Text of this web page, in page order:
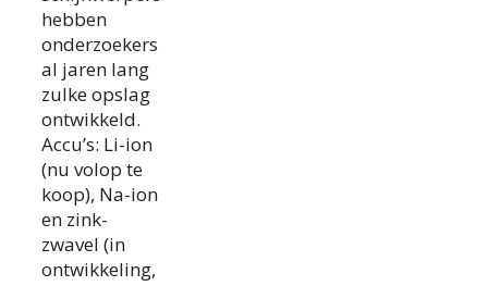
hebben
onderzoekers
al jaren lang
zulke opslag
ontwikkeld.
Accu’s: Li-ion
(nu volop te
koop), Na-ion
en zink-
zwavel (in
ontwikkeling,